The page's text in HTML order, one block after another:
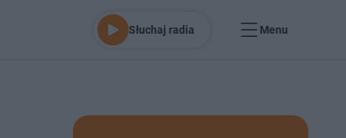
Słuchaj radia Menu